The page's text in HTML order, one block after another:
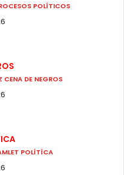
POLÍTICOS
DE NEGROS
POLÍTÍCA